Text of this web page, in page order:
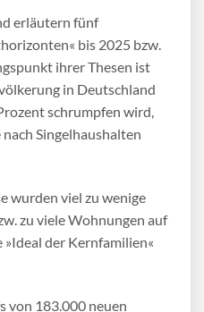
erläutern fünf
bis 2025 bzw.
ihrer Thesen ist
in Deutschland
schrumpfen wird,
Singelhaushalten
wurden viel zu wenige
zu viele Wohnungen auf
der Kernfamilien«
von 183.000 neuen